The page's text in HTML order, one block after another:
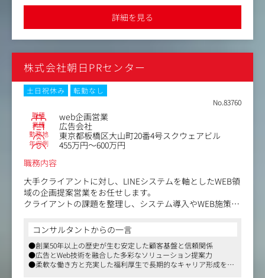
TVCM、店頭ツール、看板、OOH、SNSコンテンツなど各
種制作物の進行管理・クオリティ管理を含めたクリエイテ
100％紹介（ビジネスマッチング）による案件に対し、月1
件の受注を目指してコンペに参加します。
テレアポなどの泥臭い新規開拓業務はありません。
案件内容が具体的に決まった状態で参加できるため、高い
マッチ率で提案に集中できます。
《プロジェクト例》
・合宿免許業界大手企業：TikTokコンテンツの企画、原稿
チェック、撮影、編集、投稿
・大手製缶企業：医療従事者に向けたコミュニケーション
策（Webセミナーの企画、管理栄養士向け指導ツールの制
作等）
・介護食品通販会社：カタログ制作、マーケティング戦略
・老舗和菓子メーカー：プロモーション戦略、SNS運用
《得られるスキル/経験・描けるキャリア》
広告枠の販売ではなく、コミュニケーション戦略の立案か
らクリエイティブのアウトプットまで一貫して携わること
●新規開拓の負担が少ない：100％紹介案件のため、テレアポな
どの新規開拓業務がなく、提案業務に集中できます
詳細を見る
株式会社朝日PRセンター
土日祝休み
転勤なし
No.83760
職種 web企画営業
業種 広告会社
勤務地 東京都板橋区大山町20番4号スクウェアビル
年収例
455万円～600万円
職務内容
大手クライアントに対し、LINEシステムを軸としたWEB領
域の企画提案営業をお任せします。
クライアントの課題を整理し、システム導入やWEB施策の
です。
既存の要望に応えるだけでなく、会話の中から新たな課題
やニーズを見つけ出し、提案機会を広げていく役割も担っ
ていただきます。
社内ディレクターや制作担当と連携しながら、案件全体を
コンサルタントからの一言
●創業50年以上の歴史が生む安定した顧客基盤と信頼関係
●広告とWeb技術を融合した多彩なソリューション提案力
●柔軟な働き方と充実した福利厚生で長期的なキャリア形成を支